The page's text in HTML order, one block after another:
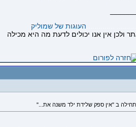
העוגות של שמוליק
ב "אין ספק שלידת ילד משנה את..."